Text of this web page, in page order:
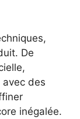
De
des
inégalée.